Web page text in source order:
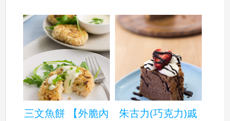
三文魚餅 【外脆內
朱古力(巧克力)戚